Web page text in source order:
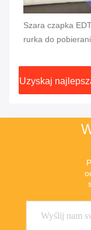
Szara czapka
rurka do
13x75mm próbka
Uzyskaj